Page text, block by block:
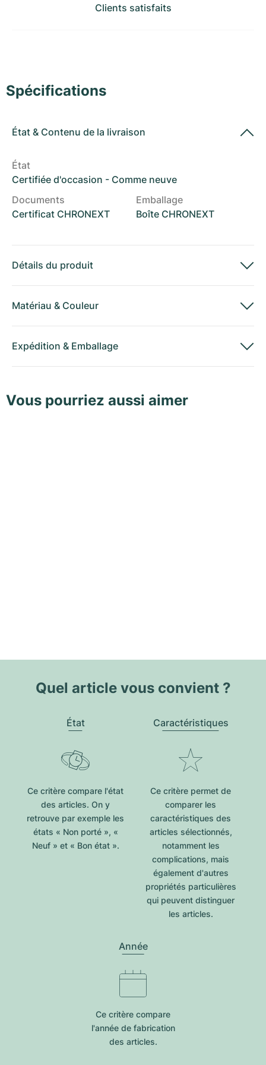
Clients satisfaits
Spécifications
État & Contenu de la livraison
État
Certifiée d'occasion - Comme neuve
Documents
Certificat CHRONEXT
Emballage
Boîte CHRONEXT
Détails du produit
Matériau & Couleur
Expédition & Emballage
Vous pourriez aussi aimer
Quel article vous convient ?
État
Ce critère compare l'état
des articles. On y
retrouve par exemple les
états « Non porté », «
Neuf » et « Bon état ».
Caractéristiques
Ce critère permet de
comparer les
caractéristiques des
articles sélectionnés,
notamment les
complications, mais
également d'autres
propriétés particulières
qui peuvent distinguer
les articles.
Année
Ce critère compare
l'année de fabrication
des articles.